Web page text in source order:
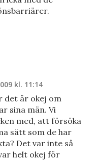
kl. 11:14
det är okej om
sina män. Vi
med, att försöka
sätt som de har
Det var inte så
helt okej för